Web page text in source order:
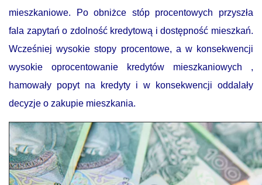
mieszkaniowe. Po obniżce stóp procentowych przyszła
fala zapytań o zdolność kredytową i dostępność mieszkań.
Wcześniej wysokie stopy procentowe, a w konsekwencji
wysokie oprocentowanie kredytów mieszkaniowych ,
hamowały popyt na kredyty i w konsekwencji oddalały
decyzje o zakupie mieszkania.